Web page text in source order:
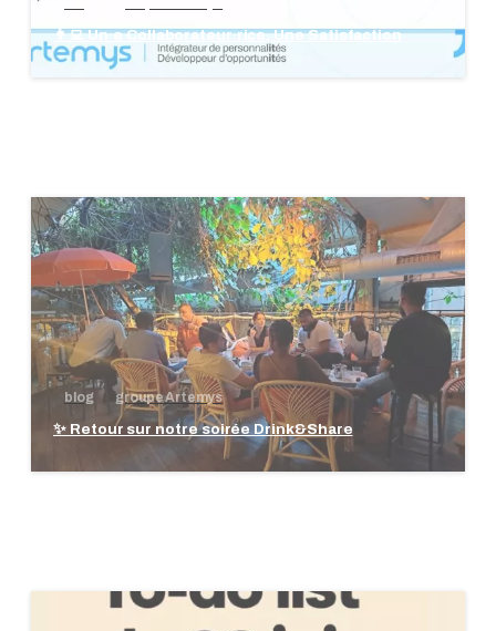
👩‍💻 Un·e Collaborateur·rice, Une Satisfaction
blog groupe Artemys
✨ Retour sur notre soirée Drink&Share